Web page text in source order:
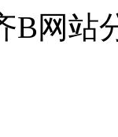
B网站